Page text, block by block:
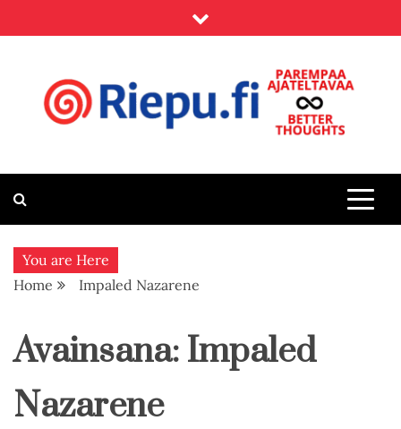
to
Riepu.fi
You are Here
Home
Impaled Nazarene
Avainsana: Impaled
Nazarene